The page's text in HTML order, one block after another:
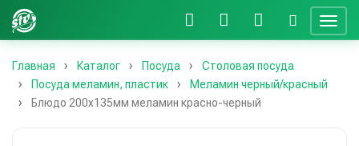
Главная Каталог Посуда
Столовая посуда
Посуда меламин, пластик
Меламин черный/красный
Блюдо 200х135мм меламин красно-черный